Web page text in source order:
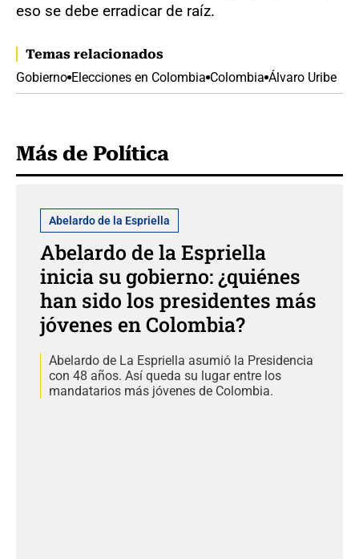
eso se debe erradicar de raíz.
Temas relacionados
Gobierno Elecciones en Colombia Colombia Álvaro Uribe
Más de Política
Abelardo de la Espriella
Abelardo de la Espriella
inicia su gobierno: ¿quiénes
han sido los presidentes más
jóvenes en Colombia?
Abelardo de La Espriella asumió la Presidencia
con 48 años. Así queda su lugar entre los
mandatarios más jóvenes de Colombia.